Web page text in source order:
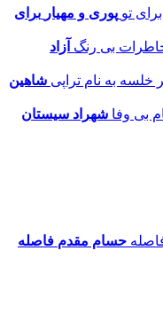
پوری و مهیار برای
آزاد
شاهین
شهراد سیستان
حسام مقدم فاصله